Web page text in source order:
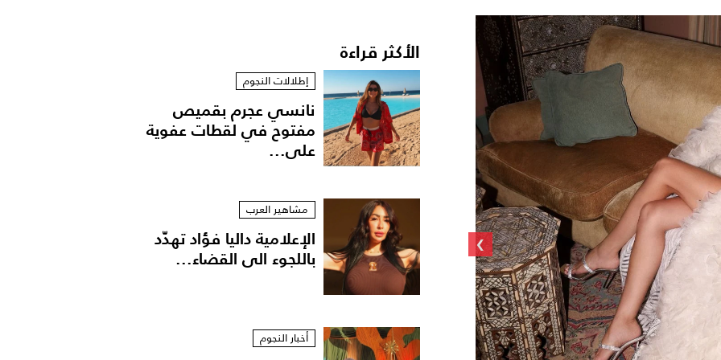
›
الأكثر قراءة
إطلالات النجوم
نانسي عجرم بقميص
مفتوح في لقطات عفوية
على...
مشاهير العرب
الإعلامية داليا فؤاد تهدّد
باللجوء الى القضاء...
أخبار النجوم